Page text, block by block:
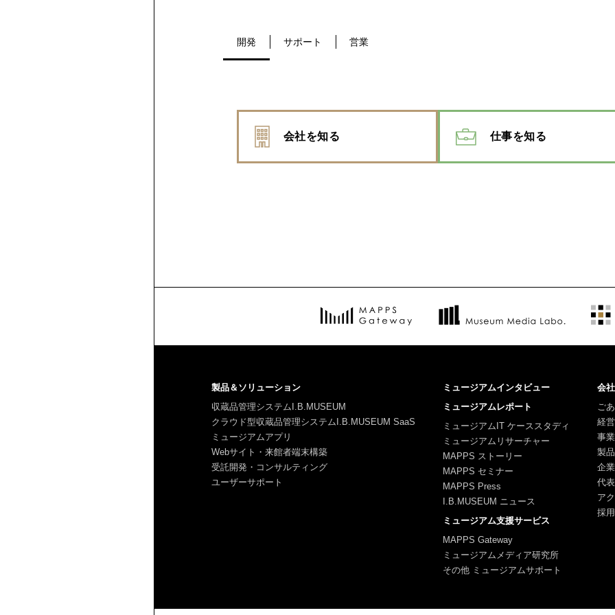
開発 サポート 営業
会社を知る 仕事を知る
製品＆ソリューション
収蔵品管理システムI.B.MUSEUM
クラウド型収蔵品管理システムI.B.MUSEUM SaaS
ミュージアムアプリ
Webサイト・来館者端末構築
受託開発・コンサルティング
ユーザーサポート
ミュージアムインタビュー
ミュージアムレポート
ミュージアムIT ケーススタディ
ミュージアムリサーチャー
MAPPS ストーリー
MAPPS セミナー
MAPPS Press
I.B.MUSEUM ニュース
ミュージアム支援サービス
MAPPS Gateway
ミュージアムメディア研究所
その他 ミュージアムサポート
会
ご
経
事
製
企
代
ア
採